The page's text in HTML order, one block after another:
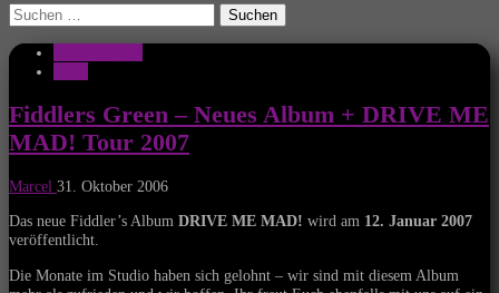
Suchen
nach:
Fiddlers Green – Neues Album + DRIVE ME
MAD! Tour 2007
Marcel 31. Oktober 2006
Das neue Fiddler’s Album DRIVE ME MAD! wird am 12. Januar 2007
veröffentlicht.
Die Monate im Studio haben sich gelohnt – wir sind mit diesem Album